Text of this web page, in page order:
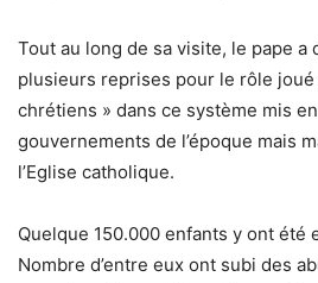
Tout au long de sa visite, le pape a
plusieurs reprises pour le rôle
chrétiens » dans ce système mis
gouvernements de l’époque mais
l’Eglise catholique.
Quelque 150.000 enfants y ont été
Nombre d’entre eux ont subi des